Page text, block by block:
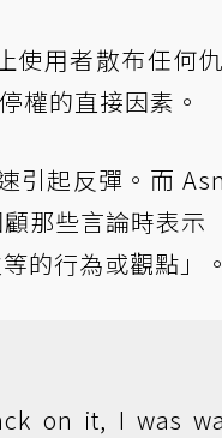
使用者散布任何
權的直接因素。
引起反彈。而
那些言論時表示
的行為或觀點」。
on it, I was